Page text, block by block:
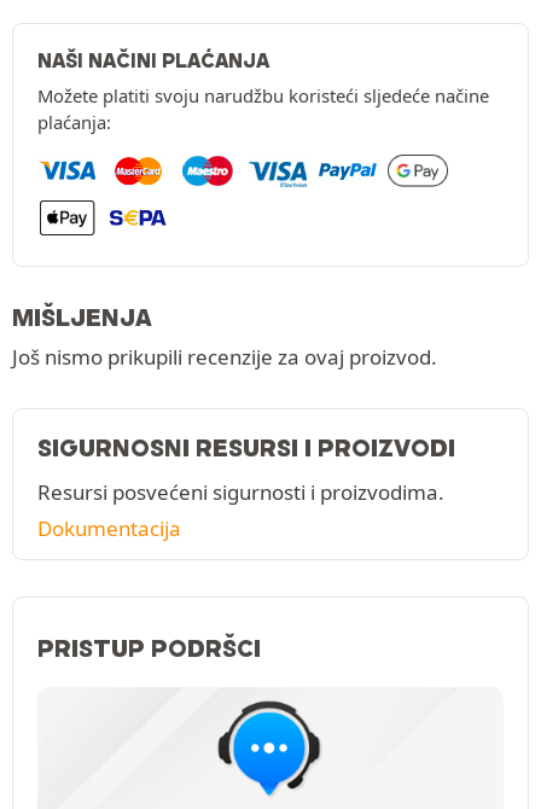
NAŠI NAČINI PLAĆANJA
Možete platiti svoju narudžbu koristeći sljedeće načine
plaćanja:
MIŠLJENJA
Još nismo prikupili recenzije za ovaj proizvod.
SIGURNOSNI RESURSI I PROIZVODI
Resursi posvećeni sigurnosti i proizvodima.
Dokumentacija
PRISTUP PODRŠCI